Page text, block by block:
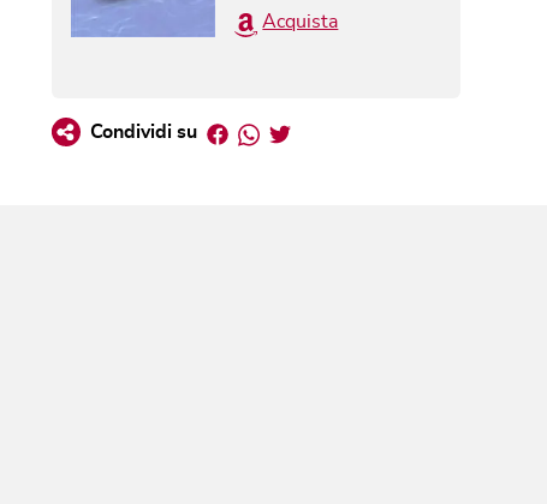
Acquista
Condividi su Facebook
Whatsapp
Twitter